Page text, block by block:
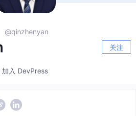
@qinzhenyan
关注
入 DevPress